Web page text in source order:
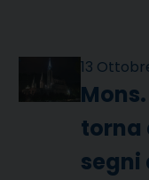
13
torna
segni